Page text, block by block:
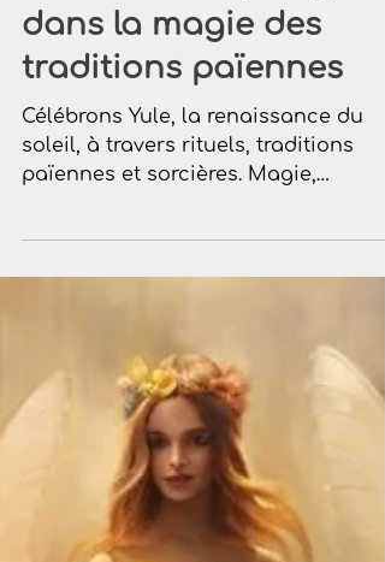
de Yule : Une plongée
dans la magie des
traditions païennes
Célébrons Yule, la renaissance du
soleil, à travers rituels, traditions
décorations et énergies féeriques.